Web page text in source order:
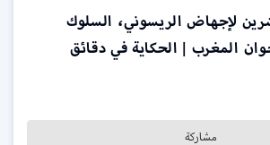
لإجهاض الريسوني، السلوك
المغرب | الحكاية في دقائق
مشاركة